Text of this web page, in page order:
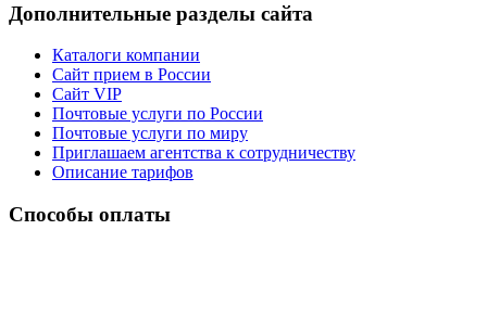
Дополнительные разделы сайта
Каталоги компании
Сайт прием в России
Сайт VIP
Почтовые услуги по России
Почтовые услуги по миру
Приглашаем агентства к сотрудничеству
Описание тарифов
Способы оплаты